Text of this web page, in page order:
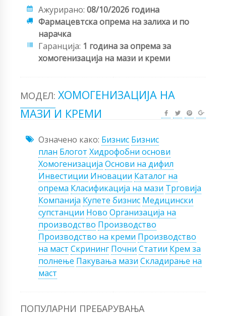
Ажурирано: 08/10/2026 година
Фармацевтска опрема на залиха и по
нарачка
Гаранција: 1 година за опрема за
хомогенизација на мази и креми
МОДЕЛ: ХОМОГЕНИЗАЦИЈА НА
МАЗИ И КРЕМИ
Означено како: Бизнис Бизнис
план Блогот Хидрофобни основи
Хомогенизација Основи на дифил
Инвестиции Иновации Каталог на
опрема Класификација на мази Трговија
Компанија Купете бизнис Медицински
супстанции Ново Организација на
производство Производство
Производство на креми Производство
на маст Скрининг Почни Статии Крем за
полнење Пакувања мази Складирање на
маст
ПОПУЛАРНИ ПРЕБАРУВАЊА